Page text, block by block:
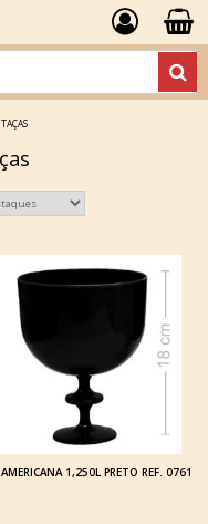
1,250L PRETO REF. 0761